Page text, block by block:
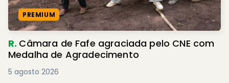
PREMIUM
R. Câmara de Fafe agraciada pelo CNE com
Medalha de Agradecimento
5 agosto 2026